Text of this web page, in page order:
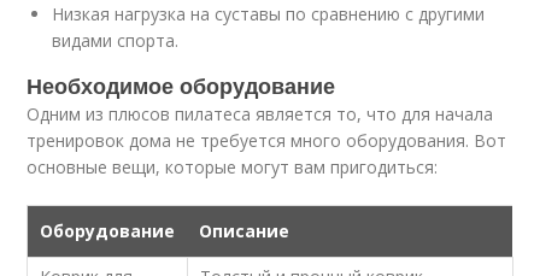
Низкая нагрузка на суставы по сравнению с другими
видами спорта.
Необходимое оборудование
Одним из плюсов пилатеса является то, что для начала
тренировок дома не требуется много оборудования. Вот
основные вещи, которые могут вам пригодиться:
Оборудование
Описание